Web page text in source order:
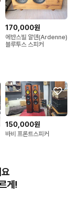
170,000원
에반스빌 알덴(Ardenne)
블루투스 스피커
150,000원
바비 프론트스피커
게!